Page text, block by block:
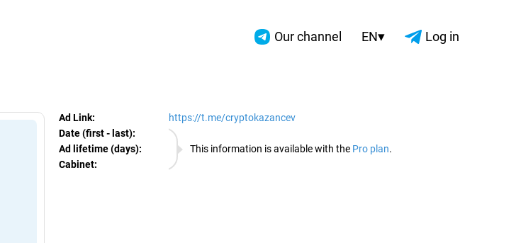
Our channel EN▾ Log in
Ad Link: https://t.me/cryptokazancev
This information is available with the Pro plan.
Date (first - last):
07.08.2026
Ad lifetime (days):
Cabinet:
EURO